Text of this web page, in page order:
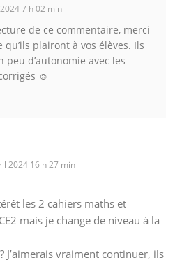
7 h 02 min
de ce commentaire, merci
qu’ils plairont à vos élèves. Ils
d’autonomie avec les
☺️
2024 16 h 27 min
les 2 cahiers maths et
mais je change de niveau à la
J’aimerais vraiment continuer, ils